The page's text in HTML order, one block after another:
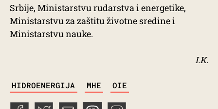
Srbije, Ministarstvu rudarstva i energetike,
Ministarstvu za zaštitu životne sredine i
Ministarstvu nauke.
I.K.
HIDROENERGIJA MHE OIE